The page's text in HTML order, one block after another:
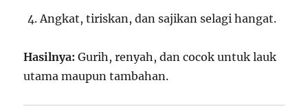
Angkat, tiriskan, dan sajikan selagi hangat.
Hasilnya: Gurih, renyah, dan cocok untuk lauk
utama maupun tambahan.